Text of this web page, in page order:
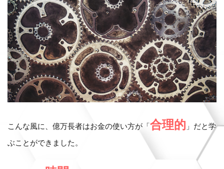
こんな風に、億万長者はお金の使い方が「合理的 」だと学
ぶことができました。